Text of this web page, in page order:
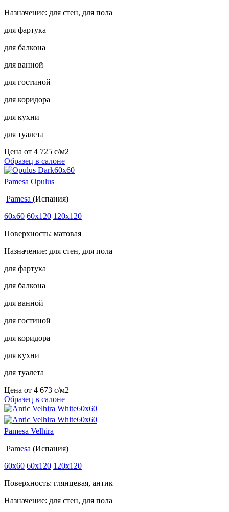
Назначение: для стен, для пола
для фартука
для балкона
для ванной
для гостиной
для коридора
для кухни
для туалета
Цена от 4 725 c/м2
Образец в салоне
Pamesa Opulus
Pamesa (Испания)
60x60 60x120 120x120
Поверхность: матовая
Назначение: для стен, для пола
для фартука
для балкона
для ванной
для гостиной
для коридора
для кухни
для туалета
Цена от 4 673 c/м2
Образец в салоне
Pamesa Velhira
Pamesa (Испания)
60x60 60x120 120x120
Поверхность: глянцевая, антик
Назначение: для стен, для пола